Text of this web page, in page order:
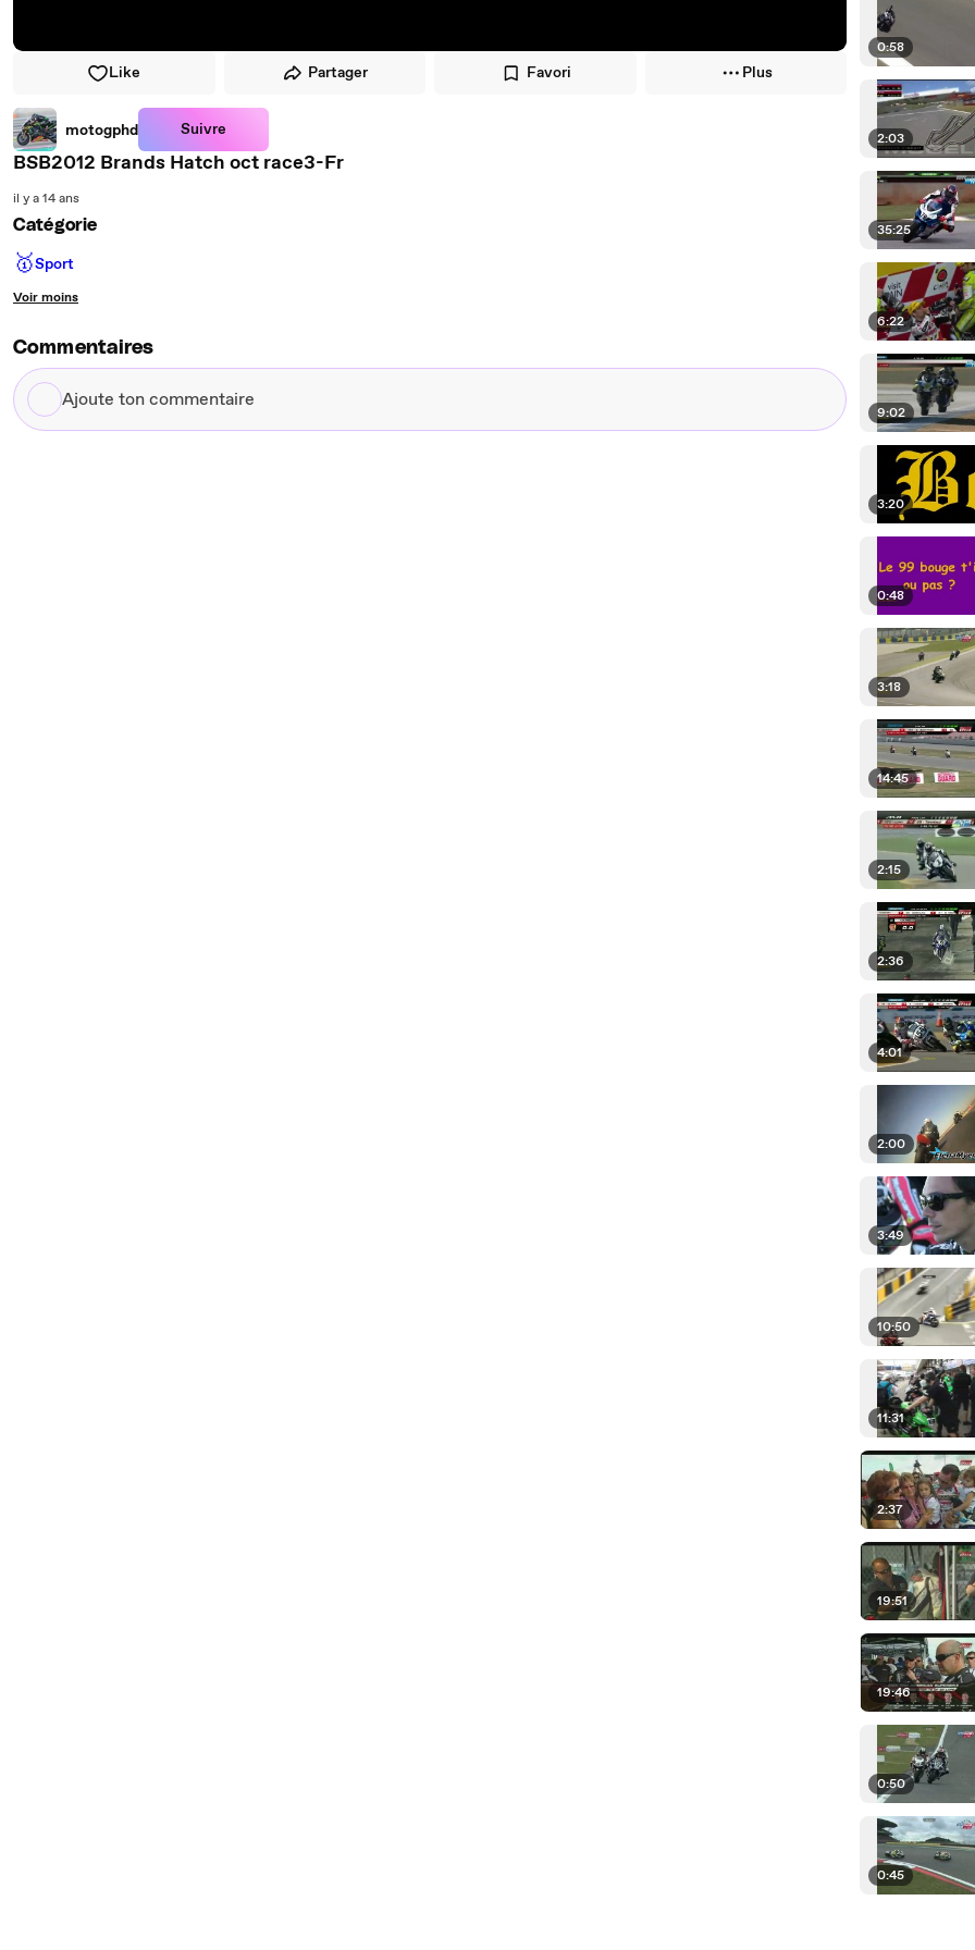
Like Partager Favori Plus
motogphd Suivre
BSB2012 Brands Hatch oct race3-Fr
il y a 14 ans
Catégorie
🥇Sport
Voir moins
Commentaires
Ajoute
ton
0:58
2:03
35:25
6:22
9:02
3:20
0:48
3:18
14:45
2:15
2:36
4:01
2:00
3:49
10:50
11:31
2:37
19:51
19:46
0:50
0:45